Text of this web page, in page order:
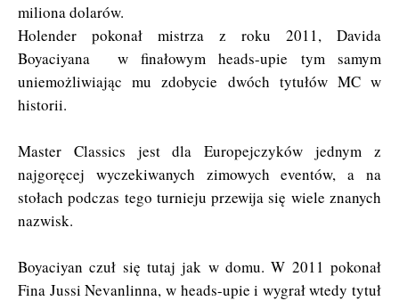
miliona dolarów.
Holender pokonał mistrza z roku 2011, Davida
Boyaciyana w finałowym heads-upie tym samym
uniemożliwiając mu zdobycie dwóch tytułów MC w
historii.
Master Classics jest dla Europejczyków jednym z
najgoręcej wyczekiwanych zimowych eventów, a na
stołach podczas tego turnieju przewija się wiele znanych
nazwisk.
Boyaciyan czuł się tutaj jak w domu. W 2011 pokonał
Fina Jussi Nevanlinna, w heads-upie i wygrał wtedy tytuł